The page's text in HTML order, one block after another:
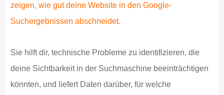
zeigen, wie gut deine Website in den Google-
Suchergebnissen abschneidet.
Sie hilft dir, technische Probleme zu identifizieren, die
deine Sichtbarkeit in der Suchmaschine beeinträchtigen
könnten, und liefert Daten darüber, für welche